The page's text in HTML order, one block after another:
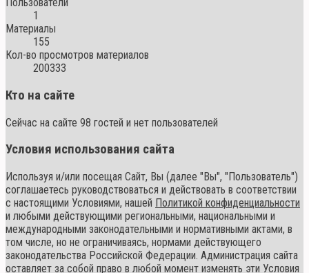
1
Материалы
155
Кол-во просмотров материалов
200333
Кто на сайте
Сейчас на сайте 98 гостей и нет пользователей
Условия использования сайта
Используя и/или посещая Сайт, Вы (далее "Вы", "Пользователь")
соглашаетесь руководствоваться и действовать в соответствии
с настоящими Условиями, нашей Политикой конфиденциальности
и любыми действующими региональными, национальными и
международными законодательными и нормативными актами, в
том числе, но не ограничиваясь, нормами действующего
законодательства Российской Федерации. Администрация сайта
оставляет за собой право в любой момент изменять эти Условия